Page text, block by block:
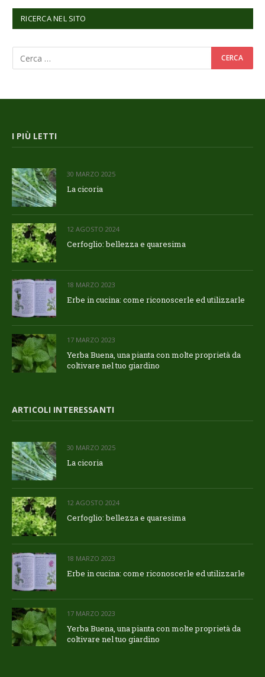
RICERCA NEL SITO
I PIÙ LETTI
30 MARZO 2025
La cicoria
12 AGOSTO 2024
Cerfoglio: bellezza e quaresima
18 MARZO 2023
Erbe in cucina: come riconoscerle ed utilizzarle
17 MARZO 2023
Yerba Buena, una pianta con molte proprietà da
coltivare nel tuo giardino
ARTICOLI INTERESSANTI
30 MARZO 2025
La cicoria
12 AGOSTO 2024
Cerfoglio: bellezza e quaresima
18 MARZO 2023
Erbe in cucina: come riconoscerle ed utilizzarle
17 MARZO 2023
Yerba Buena, una pianta con molte proprietà da
coltivare nel tuo giardino